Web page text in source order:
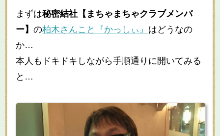
まずは秘密結社【まちゃまちゃクラブメンバ
ー】の柏木さんこと『かっしぃ』 はどうなの
か…
本人もドキドキしながら手順通りに開いてみる
と…